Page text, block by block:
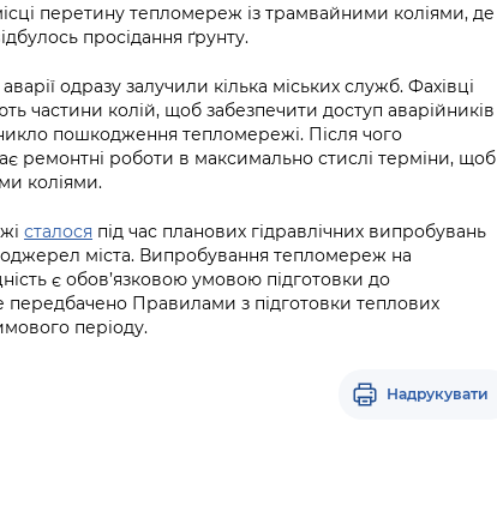
перетину тепломереж із трамвайними коліями, де
просідання ґрунту.
одразу залучили кілька міських служб. Фахівці
частини колій, щоб забезпечити доступ аварійників
пошкодження тепломережі. Після чого
ремонтні роботи в максимально стислі терміни, щоб
коліями.
сталося під час планових гідравлічних випробувань
міста. Випробування тепломереж на
є обов’язковою умовою підготовки до
передбачено Правилами з підготовки теплових
періоду.
Надрукувати